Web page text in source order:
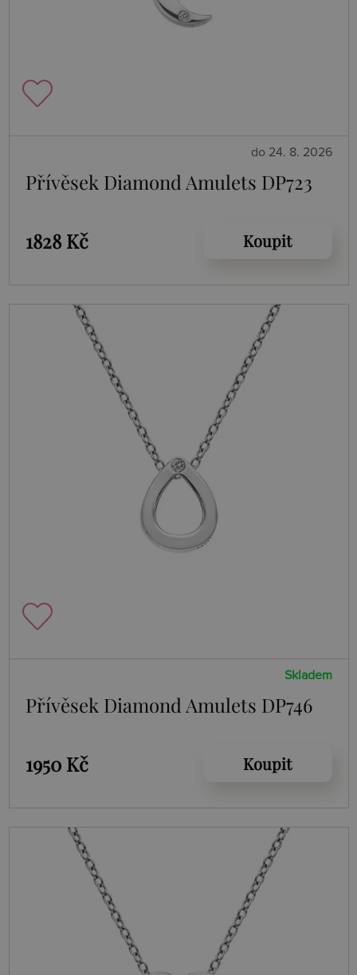
do 24. 8. 2026
Přívěsek Diamond Amulets DP723
1828 Kč Koupit
Skladem
Přívěsek Diamond Amulets DP746
1950 Kč Koupit